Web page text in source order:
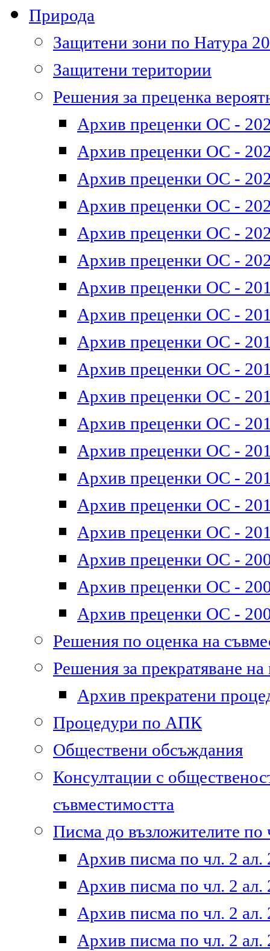
Природа
Защитени зони по Натура
Защитени територии
Решения за преценка
Архив преценки ОС -
Архив преценки ОС -
Архив преценки ОС -
Архив преценки ОС -
Архив преценки ОС -
Архив преценки ОС -
Архив преценки ОС -
Архив преценки ОС -
Архив преценки ОС -
Архив преценки ОС -
Архив преценки ОС -
Архив преценки ОС -
Архив преценки ОС -
Архив преценки ОС -
Архив преценки ОС -
Архив преценки ОС -
Архив преценки ОС -
Архив преценки ОС -
Архив преценки ОС -
Решения по оценка на
Решения за прекратяване
Архив прекратени
Процедури по АПК
Обществени обсъждания
Консултации с
съвместимостта
Писма до възложителите по
Архив писма по чл. 2 ал.
Архив писма по чл. 2 ал.
Архив писма по чл. 2 ал.
Архив писма по чл. 2 ал.